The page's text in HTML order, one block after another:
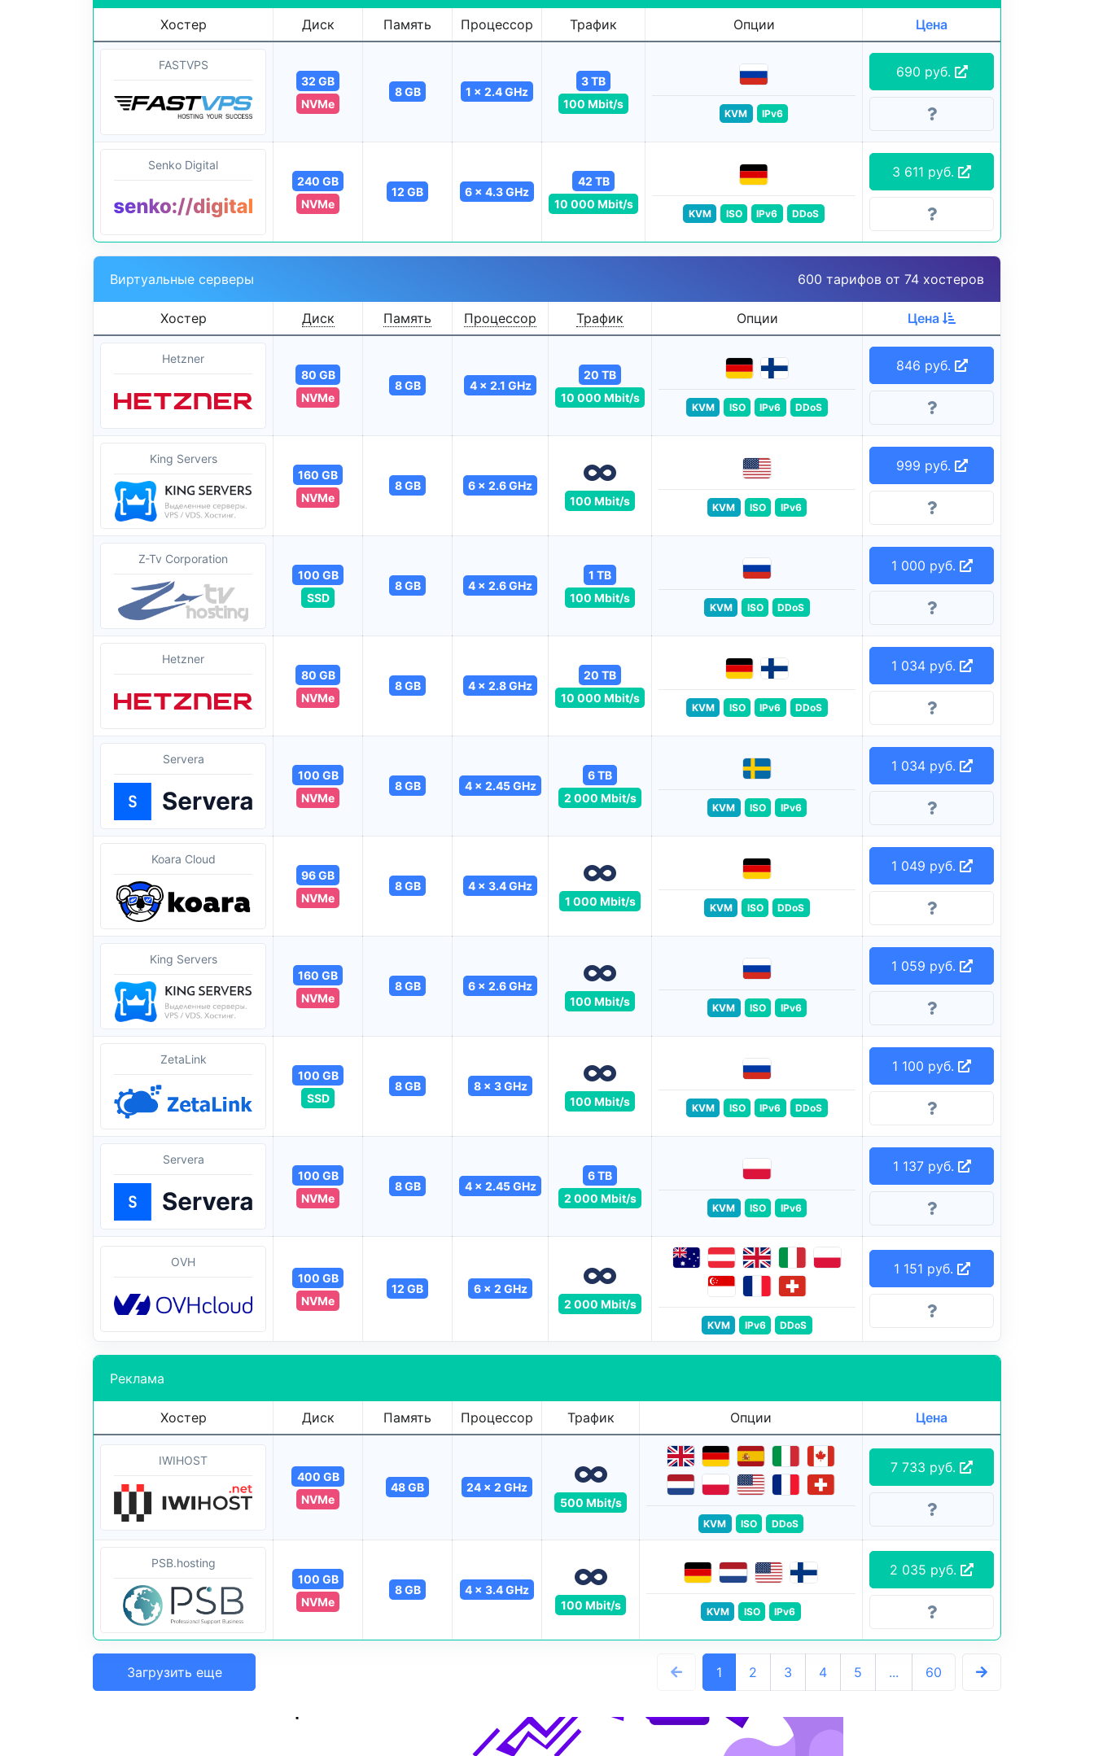
Хостер Диск Память Процессор Трафик Опции Цена
FASTVPS
32 GB
NVMe
8 GB 1 x 2.4 GHz
3 TB
100 Mbit/s
KVM IPv6
690 руб.
Senko Digital
240 GB
NVMe
12 GB 6 x 4.3 GHz
42 TB
10 000 Mbit/s
KVM ISO IPv6 DDoS
3 611 руб.
Виртуальные серверы 600 тарифов от 74 хостеров
Хостер Диск Память Процессор Трафик Опции Цена
Hetzner
80 GB
NVMe
8 GB 4 x 2.1 GHz
20 TB
10 000 Mbit/s
KVM ISO IPv6 DDoS
846 руб.
King Servers
160 GB
NVMe
8 GB
6 x 2.6 GHz
100 Mbit/s
KVM ISO IPv6
999 руб.
Z-Tv Corporation
100 GB
SSD
8 GB 4 x 2.6 GHz
1 TB
100 Mbit/s
KVM ISO DDoS
1 000 руб.
Hetzner
80 GB
NVMe
8 GB 4 x 2.8 GHz
20 TB
10 000 Mbit/s
KVM ISO IPv6 DDoS
1 034 руб.
Servera
100 GB
NVMe
8 GB 4 x 2.45 GHz
6 TB
2 000 Mbit/s
KVM ISO IPv6
1 034 руб.
Koara Cloud
96 GB
NVMe
8 GB
4 x 3.4 GHz
1 000 Mbit/s
KVM ISO DDoS
1 049 руб.
King Servers
160 GB
NVMe
8 GB
6 x 2.6 GHz
100 Mbit/s
KVM ISO IPv6
1 059 руб.
ZetaLink
100 GB
SSD
8 GB
8 x 3 GHz
100 Mbit/s
KVM ISO IPv6 DDoS
1 100 руб.
Servera
100 GB
NVMe
8 GB 4 x 2.45 GHz
6 TB
2 000 Mbit/s
KVM ISO IPv6
1 137 руб.
OVH
100 GB
NVMe
12 GB
6 x 2 GHz
2 000 Mbit/s
KVM IPv6 DDoS
1 151 руб.
Реклама
Хостер Диск Память Процессор Трафик Опции Цена
IWIHOST
400 GB
NVMe
48 GB
24 x 2 GHz
500 Mbit/s
KVM ISO DDoS
7 733 руб.
PSB.hosting
100 GB
NVMe
8 GB
4 x 3.4 GHz
100 Mbit/s
KVM ISO IPv6
2 035 руб.
Загрузить еще 1 2 3 4 5 ... 60